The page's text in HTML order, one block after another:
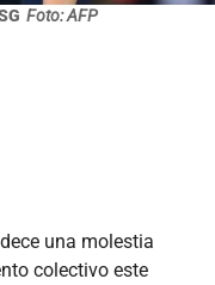
Foto: AFP
una molestia
colectivo este